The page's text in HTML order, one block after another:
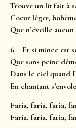
Trouve un lit fait à
Coeur léger,
Que n’éveille
6 – Et si mince est
Que sans peine
Dans le ciel quand
En chantant
Faria, faria, faria,
Faria, faria, faria,